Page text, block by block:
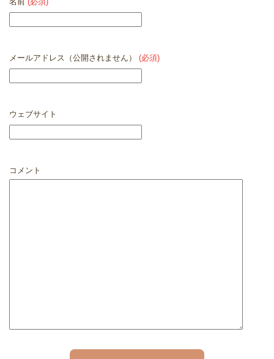
メールアドレス（公開されません） (必須)
ウェブサイト
コメント